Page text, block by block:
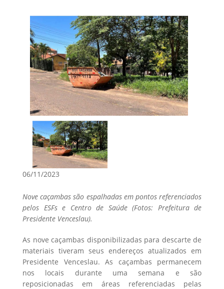
06/11/2023
Nove caçambas são espalhadas em pontos referenciados
pelos ESFs e Centro de Saúde (Fotos: Prefeitura de
Presidente Venceslau).
As nove caçambas disponibilizadas para descarte de
materiais tiveram seus endereços atualizados em
Presidente Venceslau. As caçambas permanecem
nos locais durante uma semana e são
reposicionadas em áreas referenciadas pelas